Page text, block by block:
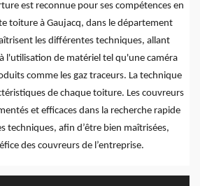
est reconnue pour ses compétences en
toiture à Gaujacq, dans le département
les différentes techniques, allant
l'utilisation de matériel tel qu'une caméra
comme les gaz traceurs. La technique
de chaque toiture. Les couvreurs
et efficaces dans la recherche rapide
techniques, afin d’être bien maîtrisées,
des couvreurs de l’entreprise.